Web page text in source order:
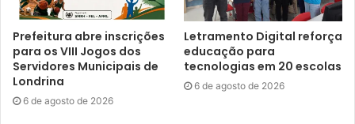
Renda, Gustavo Santos. Foto: Ana
Paula Hedler
Sobre isso, o secretário de Trabalho, Emprego e Renda,
Gustavo Santos, explicou que a Prefeitura de Londrina,
por meio de suas secretarias e autarquias, está à
Prefeitura abre inscrições
para os VIII Jogos dos
Servidores Municipais de
Londrina
6 de agosto de 2026
Letramento Digital reforça
educação para
tecnologias em 20 escolas
6 de agosto de 2026